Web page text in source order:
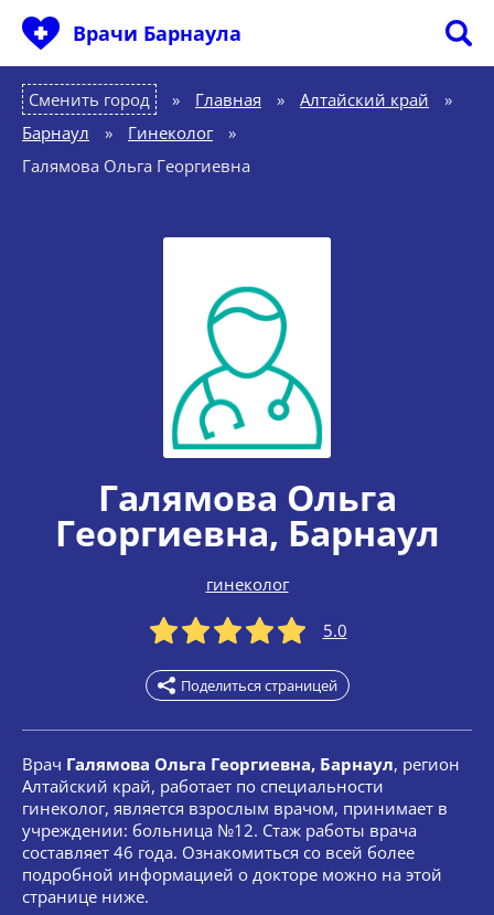
Врачи Барнаула
Сменить город Главная » Алтайский край
»
Барнаул
» Гинеколог
»
Галямова Ольга Георгиевна
Галямова Ольга
Георгиевна, Барнаул
гинеколог
5.0
Поделиться страницей
Врач Галямова Ольга Георгиевна, Барнаул, регион
Алтайский край, работает по специальности
гинеколог, является взрослым врачом, принимает в
учреждении: больница №12. Стаж работы врача
составляет 46 года. Ознакомиться со всей более
подробной информацией о докторе можно на этой
странице ниже.